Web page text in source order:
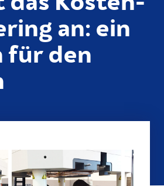
an: ein
für den